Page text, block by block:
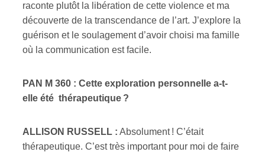
raconte plutôt la libération de cette violence et ma
découverte de la transcendance de l’art. J’explore la
guérison et le soulagement d’avoir choisi ma famille
où la communication est facile.
PAN M 360 : Cette exploration personnelle a-t-
elle été thérapeutique ?
ALLISON RUSSELL : Absolument ! C’était
thérapeutique. C’est très important pour moi de faire